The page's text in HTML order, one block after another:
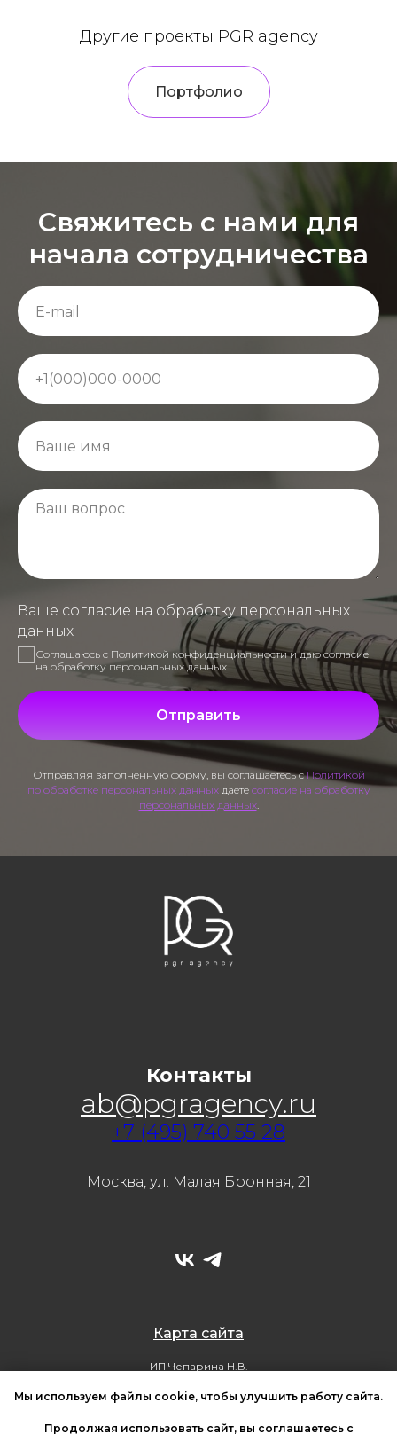
Другие проекты PGR agency
Портфолио
Свяжитесь с нами для
начала сотрудничества
Ваше согласие на обработку персональных
данных
Соглашаюсь с Политикой конфиденциальности и даю согласие
на обработку персональных данных.
Отправить
Отправляя заполненную форму, вы соглашаетесь сПолитикой
по обработке персональных данныхдаете согласие на обработку
персональных данных.
Контакты
ab@pgragency.ru
+7 (495) 740 55 28
Москва, ул. Малая Бронная, 21
Мы используем файлы cookie, чтобы улучшить работу сайта.
Продолжая использовать сайт, вы соглашаетесь с
Карта сайта
ИП Чепарина Н.В.
© Все права защищены. PGR agency, 2026
Политика обработки персональных данных